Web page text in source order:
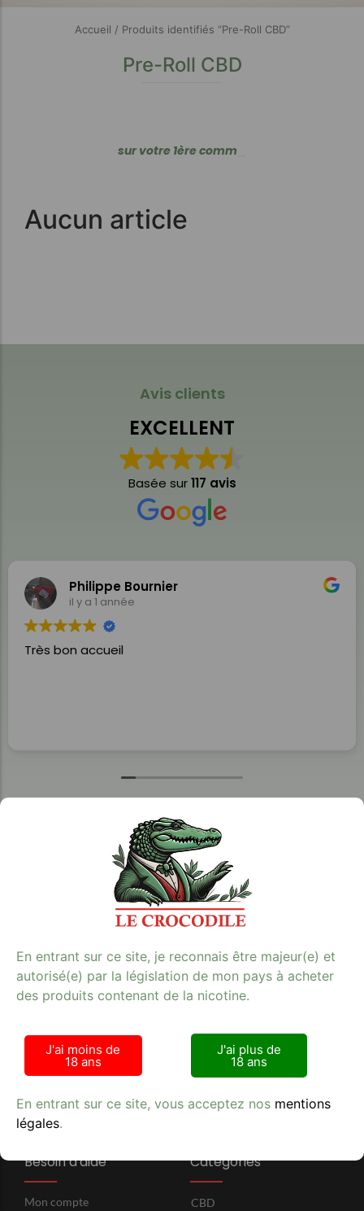
Accueil / Produits identifiés “Pre-Roll CBD”
Pre-Roll CBD
r votre1èr e co mman
Aucun article
Avis clients
EXCELLENT
Basée sur117 avis
Philippe Bournier
il y a 1 année
Très bon accueil
42 RUE DE LA RANQUETTE 30900 NIMES
Lundi - Samedi : 9h00 - 21h00
SIRET 524 022 563 R.C.S. Nimes
Besoin d'aide
Mon compte
Catégories
CBD
En entrant sur ce site, je reconnais être majeur(e) et
autorisé(e) par la législation de mon pays à acheter
des produits contenant de la nicotine.
J'ai moins de
18 ans
J'ai plus de
18 ans
En entrant sur ce site, vous acceptez nos mentions
légales.